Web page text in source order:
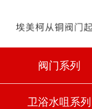
阀门系列
卫浴水咀系列